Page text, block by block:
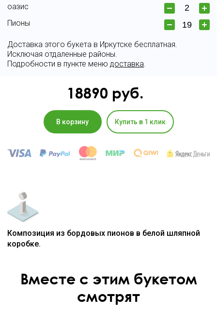
оазис
Пионы
Доставка этого букета в Иркутске бесплатная.
Исключая отдаленные районы.
Подробности в пункте меню доставка.
18890 руб.
В корзину Купить в 1 клик
Композиция из бордовых пионов в белой шляпной
коробке.
Вместе с этим букетом
смотрят